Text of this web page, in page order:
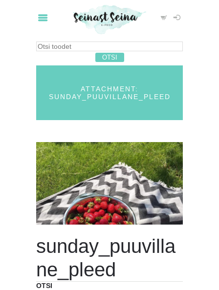
ATTACHMENT:
SUNDAY_PUUVILLANE_PLEED
sunday_puuvilla
ne_pleed
OTSI